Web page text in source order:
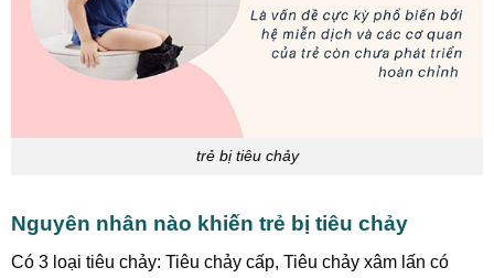
trẻ bị tiêu chảy
Nguyên nhân nào khiến trẻ bị tiêu chảy
Có 3 loại tiêu chảy: Tiêu chảy cấp, Tiêu chảy xâm lấn có